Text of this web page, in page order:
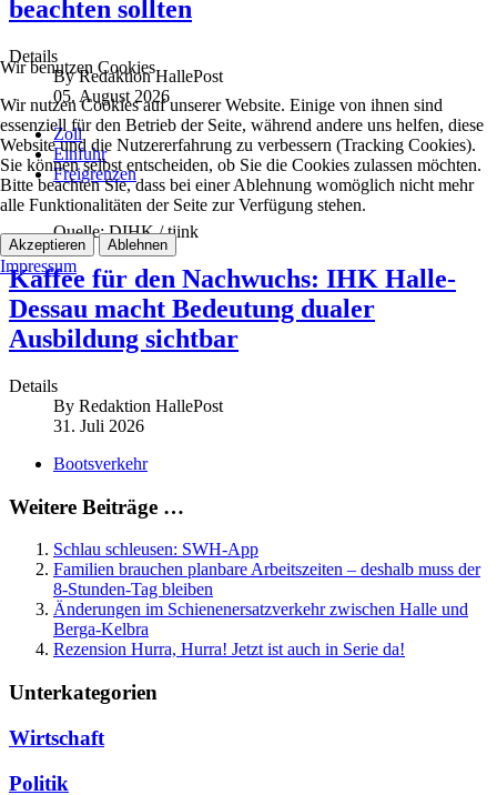
beachten sollten
Details
ByRedaktion HallePost
05. August 2026
Zoll
Einfuhr
Freigrenzen
Quelle: DIHK / tjink
Kaffee für den Nachwuchs: IHK Halle-
Dessau macht Bedeutung dualer
Ausbildung sichtbar
Details
By Redaktion HallePost
31. Juli 2026
Bootsverkehr
Weitere Beiträge …
Schlau schleusen: SWH-App
Familien brauchen planbare Arbeitszeiten – deshalb muss der
8-Stunden-Tag bleiben
Änderungen im Schienenersatzverkehr zwischen Halle und
Berga-Kelbra
Rezension Hurra, Hurra! Jetzt ist auch in Serie da!
Unterkategorien
Wirtschaft
Politik
Wir benutzen Cookies
Wir nutzen Cookies auf unserer Website. Einige von ihnen sind
essenziell für den Betrieb der Seite, während andere uns helfen, diese
Website und die Nutzererfahrung zu verbessern (Tracking Cookies).
Sie können selbst entscheiden, ob Sie die Cookies zulassen möchten.
Bitte beachten Sie, dass bei einer Ablehnung womöglich nicht mehr
alle Funktionalitäten der Seite zur Verfügung stehen.
Akzeptieren Ablehnen
Impressum